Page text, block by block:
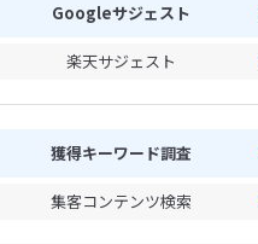
Googleサジェスト
楽天サジェスト
獲得キーワード調査
集客コンテンツ検索